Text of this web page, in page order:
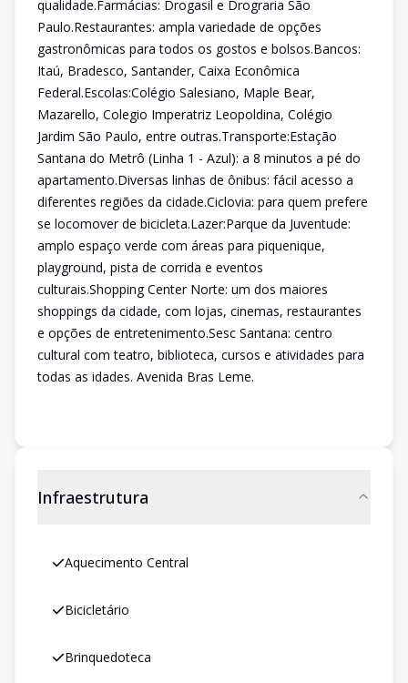
qualidade.Farmácias: Drogasil e Drograria São
Paulo.Restaurantes: ampla variedade de opções
gastronômicas para todos os gostos e bolsos.Bancos:
Itaú, Bradesco, Santander, Caixa Econômica
Federal.Escolas:Colégio Salesiano, Maple Bear,
Mazarello, Colegio Imperatriz Leopoldina, Colégio
Jardim São Paulo, entre outras.Transporte:Estação
Santana do Metrô (Linha 1 - Azul): a 8 minutos a pé do
apartamento.Diversas linhas de ônibus: fácil acesso a
diferentes regiões da cidade.Ciclovia: para quem prefere
se locomover de bicicleta.Lazer:Parque da Juventude:
amplo espaço verde com áreas para piquenique,
playground, pista de corrida e eventos
culturais.Shopping Center Norte: um dos maiores
shoppings da cidade, com lojas, cinemas, restaurantes
e opções de entretenimento.Sesc Santana: centro
cultural com teatro, biblioteca, cursos e atividades para
todas as idades. Avenida Bras Leme.
Infraestrutura
Aquecimento Central
Bicicletário
Brinquedoteca